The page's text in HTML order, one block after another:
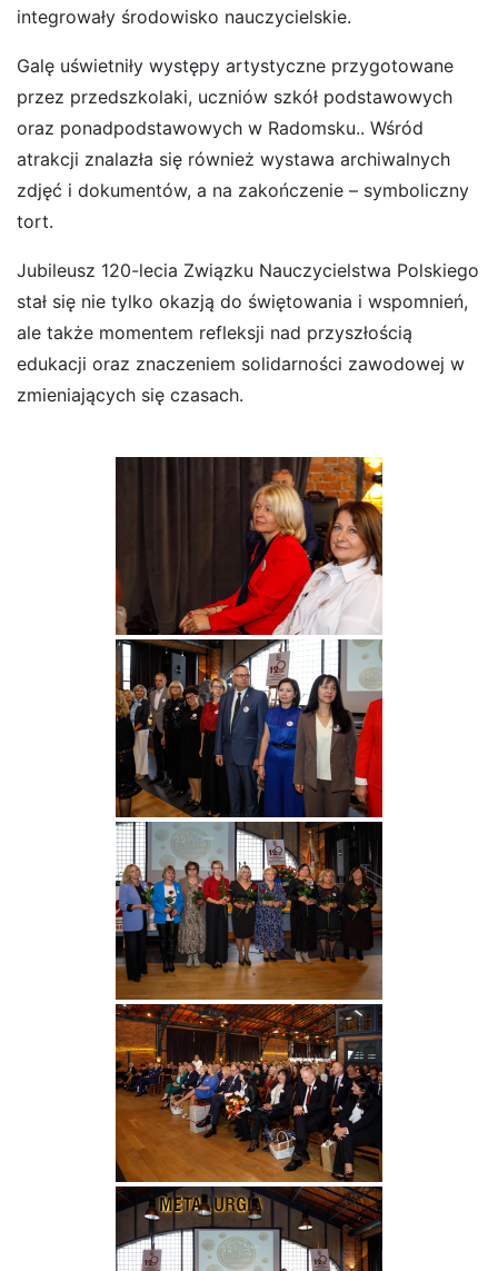
integrowały środowisko nauczycielskie.
Galę uświetniły występy artystyczne przygotowane
przez przedszkolaki, uczniów szkół podstawowych
oraz ponadpodstawowych w Radomsku.. Wśród
atrakcji znalazła się również wystawa archiwalnych
zdjęć i dokumentów, a na zakończenie – symboliczny
tort.
Jubileusz 120-lecia Związku Nauczycielstwa Polskiego
stał się nie tylko okazją do świętowania i wspomnień,
ale także momentem refleksji nad przyszłością
edukacji oraz znaczeniem solidarności zawodowej w
zmieniających się czasach.